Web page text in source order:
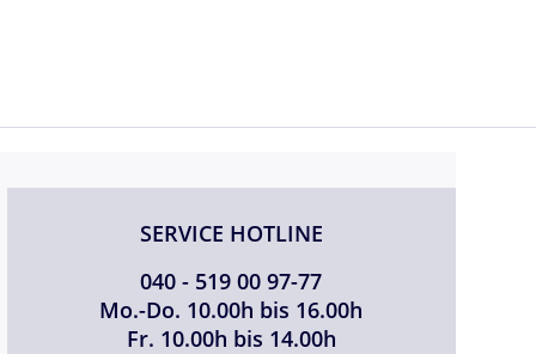
SERVICE HOTLINE
040 - 519 00 97-77
Mo.-Do. 10.00h bis 16.00h
Fr. 10.00h bis 14.00h